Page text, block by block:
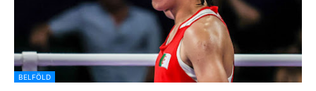
BELFÖLD